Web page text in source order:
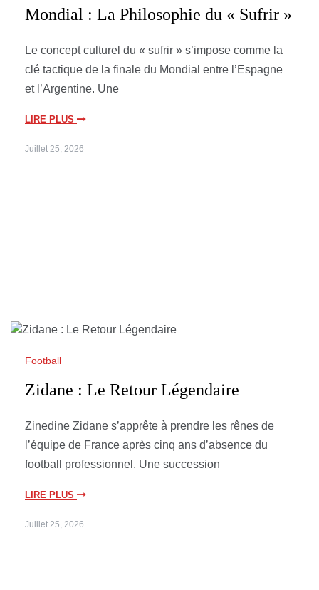
Mondial : La Philosophie du « Sufrir »
Le concept culturel du « sufrir » s’impose comme la
clé tactique de la finale du Mondial entre l’Espagne
et l’Argentine. Une
LIRE PLUS
Juillet 25, 2026
Football
Zidane : Le Retour Légendaire
Zinedine Zidane s’apprête à prendre les rênes de
l’équipe de France après cinq ans d’absence du
football professionnel. Une succession
LIRE PLUS
Juillet 25, 2026